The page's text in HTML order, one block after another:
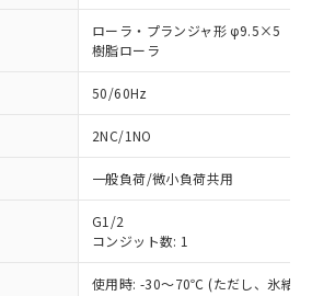
ローラ・プランジャ形 φ9.5×5
樹脂ローラ
50/60Hz
2NC/1NO
一般負荷/微小負荷共用
G1/2
コンジット数: 1
使用時: -30～70℃ (ただし、氷結し